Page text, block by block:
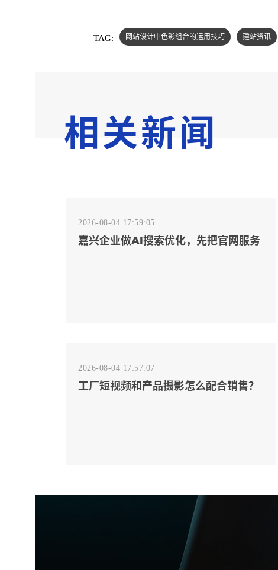
TAG: 网站设计中色彩组合的运用技巧 建站资讯
相关新闻
2026-08-04 17:59:05
嘉兴企业做AI搜索优化，先把官网服务
2026-08-04 17:57:07
工厂短视频和产品摄影怎么配合销售？
宁波制造业网站建设公司怎么选？先看